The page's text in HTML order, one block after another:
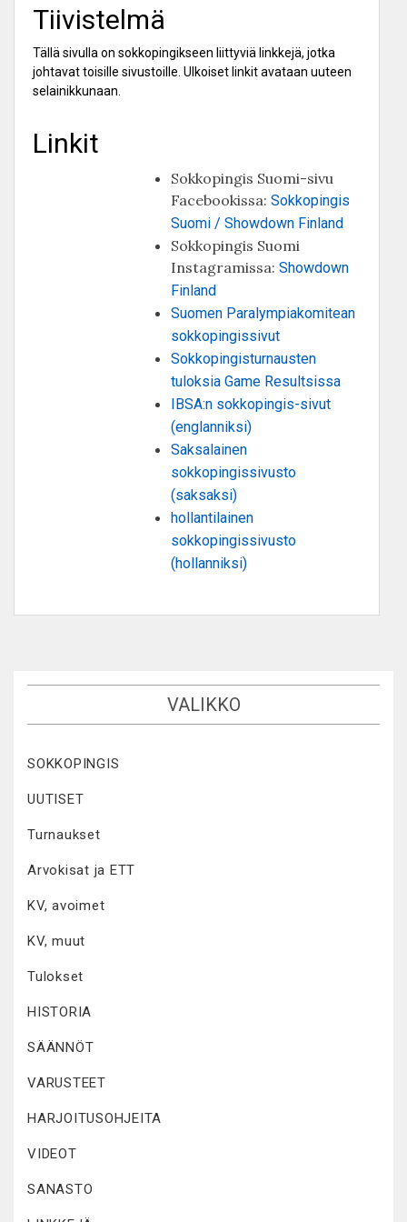
Tiivistelmä
Tällä sivulla on sokkopingikseen liittyviä linkkejä, jotka
johtavat toisille sivustoille. Ulkoiset linkit avataan uuteen
selainikkunaan.
Linkit
Sokkopingis Suomi-sivu
Facebookissa: Sokkopingis
Suomi / Showdown Finland
Sokkopingis Suomi
Instagramissa: Showdown
Finland
Suomen Paralympiakomitean
sokkopingissivut
Sokkopingisturnausten
tuloksia Game Resultsissa
IBSA:n sokkopingis-sivut
(englanniksi)
Saksalainen
sokkopingissivusto
(saksaksi)
hollantilainen
sokkopingissivusto
(hollanniksi)
VALIKKO
SOKKOPINGIS
UUTISET
Turnaukset
Arvokisat ja ETT
KV, avoimet
KV, muut
Tulokset
HISTORIA
SÄÄNNÖT
VARUSTEET
HARJOITUSOHJEITA
VIDEOT
SANASTO